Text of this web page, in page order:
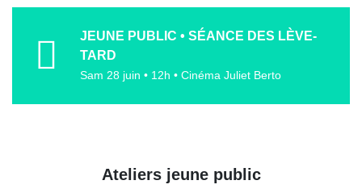
JEUNE PUBLIC • SÉANCE DES LÈVE-
TARD
Sam 28 juin • 12h • Cinéma Juliet Berto
Ateliers jeune public